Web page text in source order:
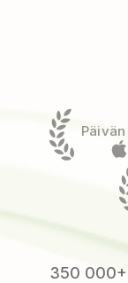
350